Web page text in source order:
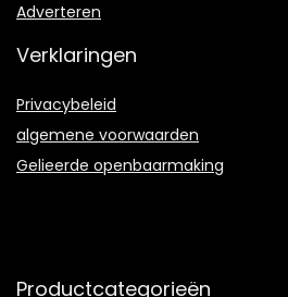
Adverteren
Verklaringen
Privacybeleid
algemene voorwaarden
Gelieerde openbaarmaking
Productcategorieën